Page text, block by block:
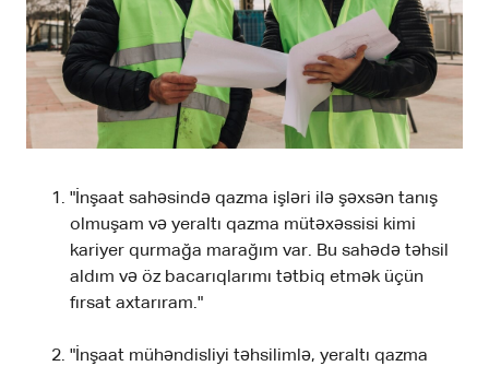
"İnşaat sahəsində qazma işləri ilə şəxsən tanış
olmuşam və yeraltı qazma mütəxəssisi kimi
kariyer qurmağa marağım var. Bu sahədə təhsil
aldım və öz bacarıqlarımı tətbiq etmək üçün
fırsat axtarıram."
"İnşaat mühəndisliyi təhsilimlə, yeraltı qazma